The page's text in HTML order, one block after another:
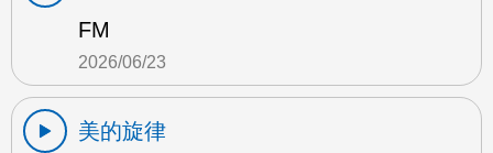
FM
2026/06/23
美的旋律